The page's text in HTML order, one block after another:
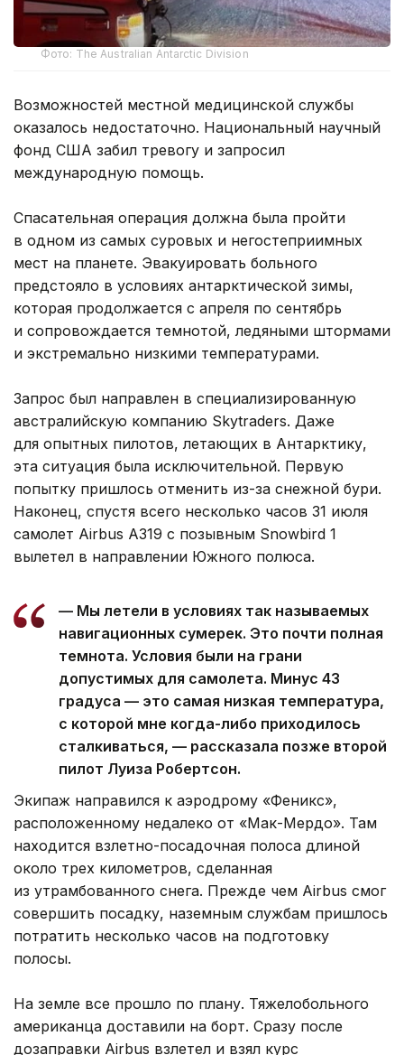
Фото: The Australian Antarctic Division
Возможностей местной медицинской службы
оказалось недостаточно. Национальный научный
фонд США забил тревогу и запросил
международную помощь.
Спасательная операция должна была пройти
в одном из самых суровых и негостеприимных
мест на планете. Эвакуировать больного
предстояло в условиях антарктической зимы,
которая продолжается с апреля по сентябрь
и сопровождается темнотой, ледяными штормами
и экстремально низкими температурами.
Запрос был направлен в специализированную
австралийскую компанию Skytraders. Даже
для опытных пилотов, летающих в Антарктику,
эта ситуация была исключительной. Первую
попытку пришлось отменить из-за снежной бури.
Наконец, спустя всего несколько часов 31 июля
самолет Airbus A319 с позывным Snowbird 1
вылетел в направлении Южного полюса.
— Мы летели в условиях так называемых
навигационных сумерек. Это почти полная
темнота. Условия были на грани
допустимых для самолета. Минус 43
градуса — это самая низкая температура,
с которой мне когда-либо приходилось
сталкиваться, — рассказала позже второй
пилот Луиза Робертсон.
Экипаж направился к аэродрому «Феникс»,
расположенному недалеко от «Мак-Мердо». Там
находится взлетно-посадочная полоса длиной
около трех километров, сделанная
из утрамбованного снега. Прежде чем Airbus смог
совершить посадку, наземным службам пришлось
потратить несколько часов на подготовку
полосы.
На земле все прошло по плану. Тяжелобольного
американца доставили на борт. Сразу после
дозаправки Airbus взлетел и взял курс